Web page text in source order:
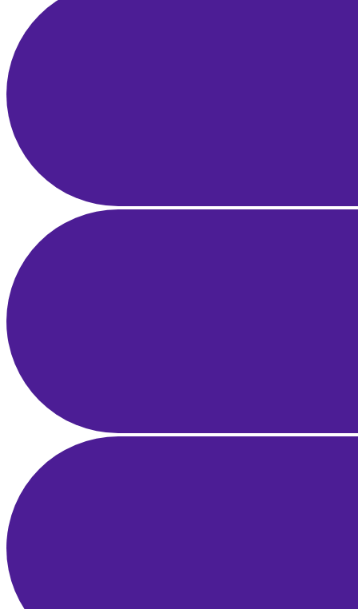
E-Posta Pazarlama Otomasyonu ve Segmentasyon: Gelir Üreten
Akışlar
1 Nis 2025
Influencer Pazarlama Rehberi: Markalar için Strateji, Keşif ve ROI
Ölçümü
28 Mar 2025
İşletme Fikrini Doğrulama Rehberi: Pazar Araştırması, MVP ve
Erken Geri Bildirim
25 Mar 2025
Yerel SEO Rehberi: Google Haritalar ve Google İşletme Profili ile
Bölgesel Liderlik
21 Mar 2025